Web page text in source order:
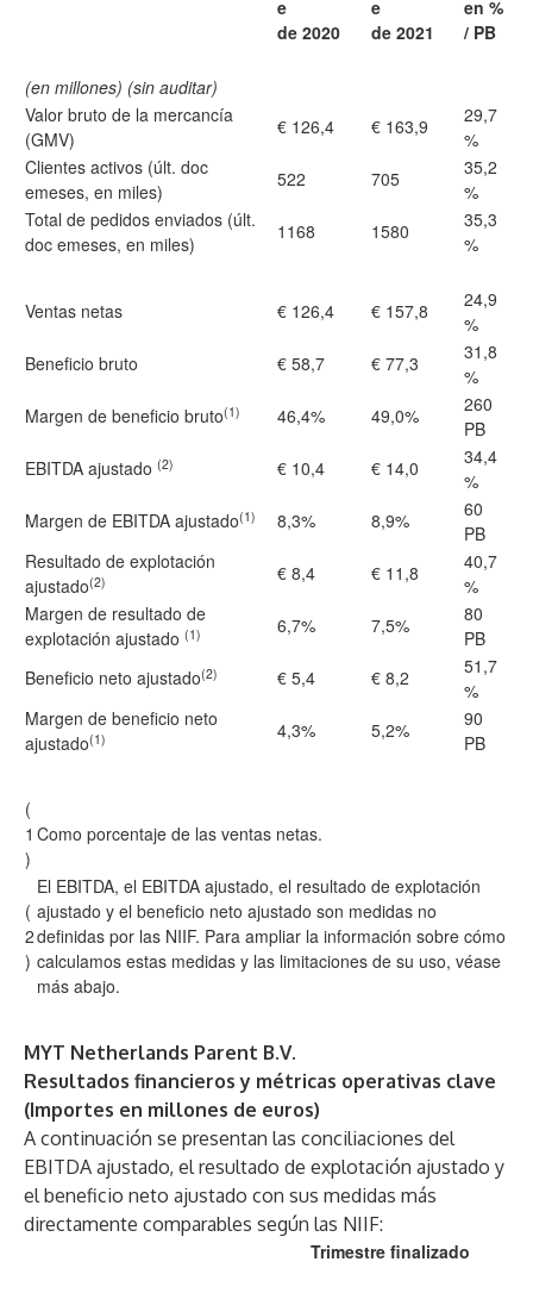
e
de 2020
e
de 2021
en %
/ PB
(en millones) (sin auditar)
Valor bruto de la mercancía
(GMV)
€ 126,4 € 163,9
29,7
%
Clientes activos (últ. doc
emeses, en miles)
522 705
35,2
%
Total de pedidos enviados (últ.
doc emeses, en miles)
1168 1580
35,3
%
Ventas netas € 126,4 € 157,8
24,9
%
Beneficio bruto
€ 58,7 € 77,3
31,8
%
Margen de beneficio bruto(1) 46,4% 49,0%
260
PB
EBITDA ajustado (2) € 10,4 € 14,0
34,4
%
Margen de EBITDA ajustado(1) 8,3% 8,9%
60
PB
Resultado de explotación
ajustado(2) € 8,4 € 11,8
40,7
%
Margen de resultado de
explotación ajustado (1) 6,7% 7,5%
80
PB
Beneficio neto ajustado(2) € 5,4 € 8,2
51,7
%
Margen de beneficio neto
ajustado(1) 4,3% 5,2%
90
PB
(
1
)
Como porcentaje de las ventas netas.
(
2
)
El EBITDA, el EBITDA ajustado, el resultado de explotación
ajustado y el beneficio neto ajustado son medidas no
definidas por las NIIF. Para ampliar la información sobre cómo
calculamos estas medidas y las limitaciones de su uso, véase
más abajo.
MYT Netherlands Parent B.V.
Resultados financieros y métricas operativas clave
(Importes en millones de euros)
A continuación se presentan las conciliaciones del
EBITDA ajustado, el resultado de explotación ajustado y
el beneficio neto ajustado con sus medidas más
directamente comparables según las NIIF:
Trimestre finalizado